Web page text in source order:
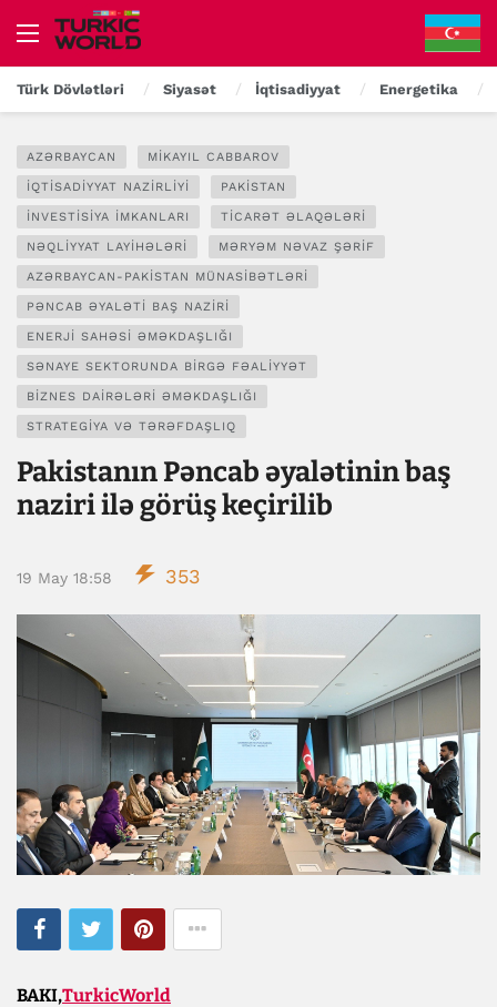
Türk Dövlətləri Siyasət İqtisadiyyat Energetika
AZƏRBAYCAN MIKAYIL CABBAROV
İQTISADIYYAT NAZIRLIYI PAKISTAN
İNVESTISIYA IMKANLARI TICARƏT ƏLAQƏLƏRI
NƏQLIYYAT LAYIHƏLƏRI MƏRYƏM NƏVAZ ŞƏRIF
AZƏRBAYCAN-PAKISTAN MÜNASIBƏTLƏRI
PƏNCAB ƏYALƏTI BAŞ NAZIRI
ENERJI SAHƏSI ƏMƏKDAŞLIĞI
SƏNAYE SEKTORUNDA BIRGƏ FƏALIYYƏT
BIZNES DAIRƏLƏRI ƏMƏKDAŞLIĞI
STRATEGIYA VƏ TƏRƏFDAŞLIQ
Pakistanın Pəncab əyalətinin baş
naziri ilə görüş keçirilib
19 May 18:58 353
BAKI,TurkicWorld